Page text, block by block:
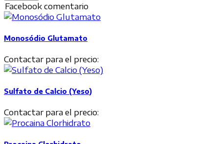
Facebook comentario
Monosódio Glutamato
Contactar para el precio:
Sulfato de Calcio (Yeso)
Contactar para el precio: